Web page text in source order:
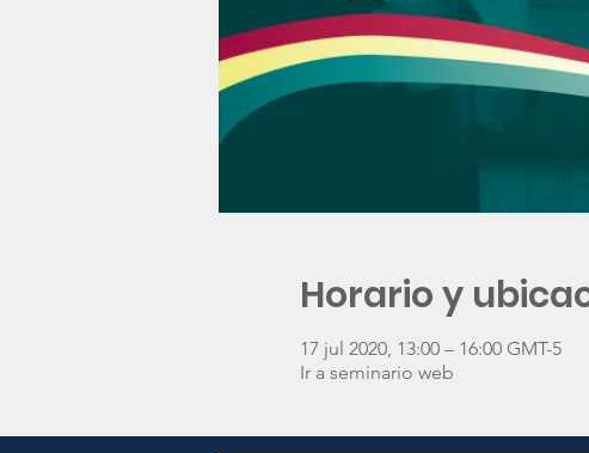
Horario y
17 jul 2020, 13:00 – 16:00 GMT-5
Ir a seminario web